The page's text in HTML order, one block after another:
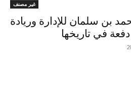
غير مصنف
بن سلمان للإدارة وريادة
دفعة في تاريخها